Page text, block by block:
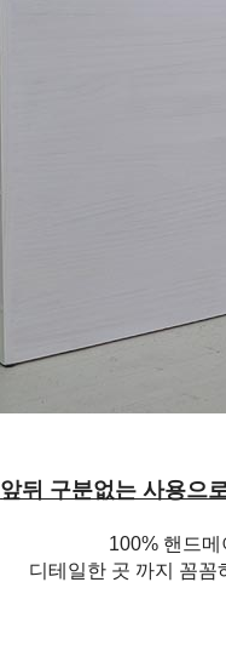
앞뒤 구분없는 사용으
100% 핸드메
디테일한 곳 까지 꼼꼼